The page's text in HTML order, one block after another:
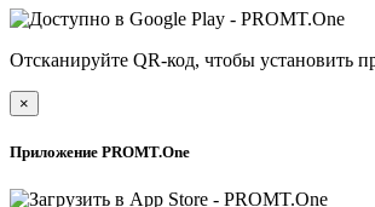
Отсканируйте QR-код, чтобы установить
×
Приложение PROMT.One